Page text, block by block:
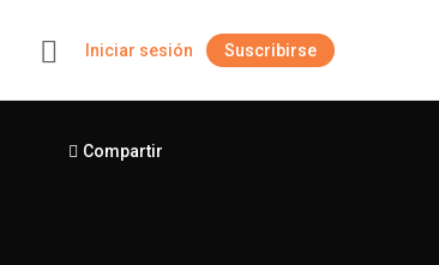
Iniciar sesión Suscribirse
Compartir